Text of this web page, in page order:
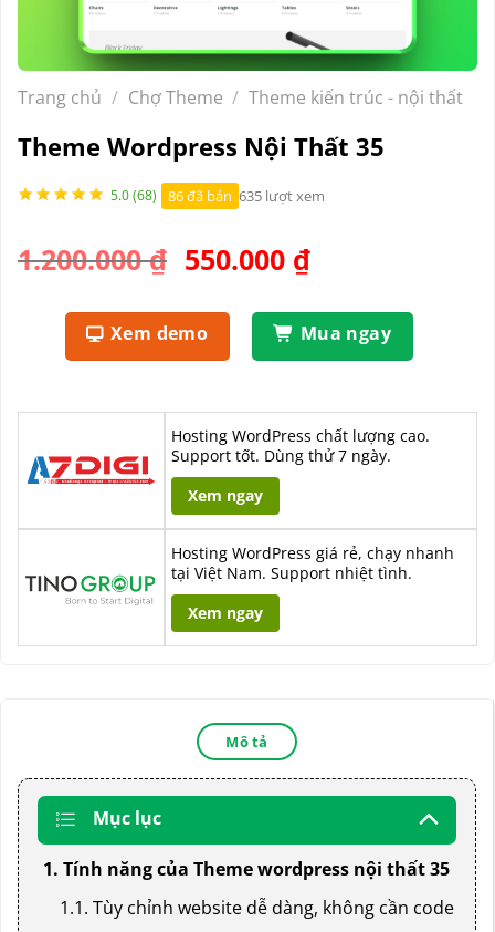
Trang chủ / Chợ Theme / Theme kiến trúc - nội thất
Theme Wordpress Nội Thất 35
5.0 (68) 86 đã bán 635 lượt xem
1.200.000₫ Giá
là:
1.200.000 ₫.
550.000 ₫Giá
tại
là:
Xem demo Mua ngay
Hosting WordPress chất lượng cao.
Support tốt. Dùng thử 7 ngày.
Xem ngay
Hosting WordPress giá rẻ, chạy nhanh
tại Việt Nam. Support nhiệt tình.
Xem ngay
Mô tả
Mục lục
1. Tính năng của Theme wordpress nội thất 35
1.1. Tùy chỉnh website dễ dàng, không cần code